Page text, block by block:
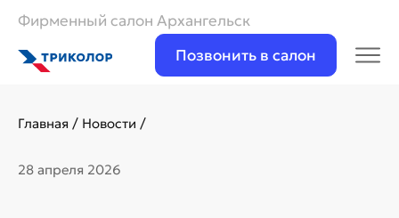
Фирменный салон Архангельск
Позвонить в салон
Главная / Новости /
28 апреля 2026